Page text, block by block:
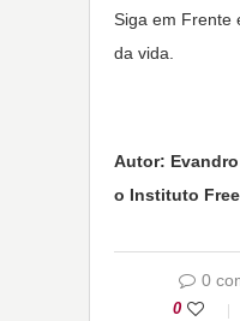
Siga em Frente
da vida.
Autor:
o Instituto
0
0